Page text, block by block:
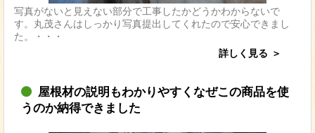
写真がないと見えない部分で工事したかどうかわからないで
す。丸茂さんはしっかり写真提出してくれたので安心できまし
た。・・・
詳しく見る
屋根材の説明もわかりやすくなぜこの商品を使
うのか納得できました